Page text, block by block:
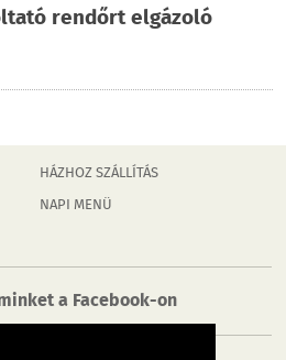
rendőrt elgázoló
HÁZHOZ SZÁLLÍTÁS
NAPI MENÜ
a Facebook-on